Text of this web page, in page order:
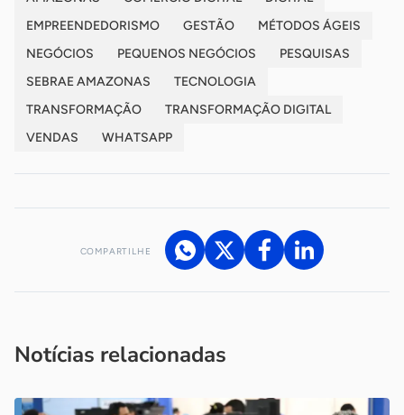
EMPREENDEDORISMO
GESTÃO
MÉTODOS ÁGEIS
NEGÓCIOS
PEQUENOS NEGÓCIOS
PESQUISAS
SEBRAE AMAZONAS
TECNOLOGIA
TRANSFORMAÇÃO
TRANSFORMAÇÃO DIGITAL
VENDAS
WHATSAPP
COMPARTILHE
Notícias relacionadas